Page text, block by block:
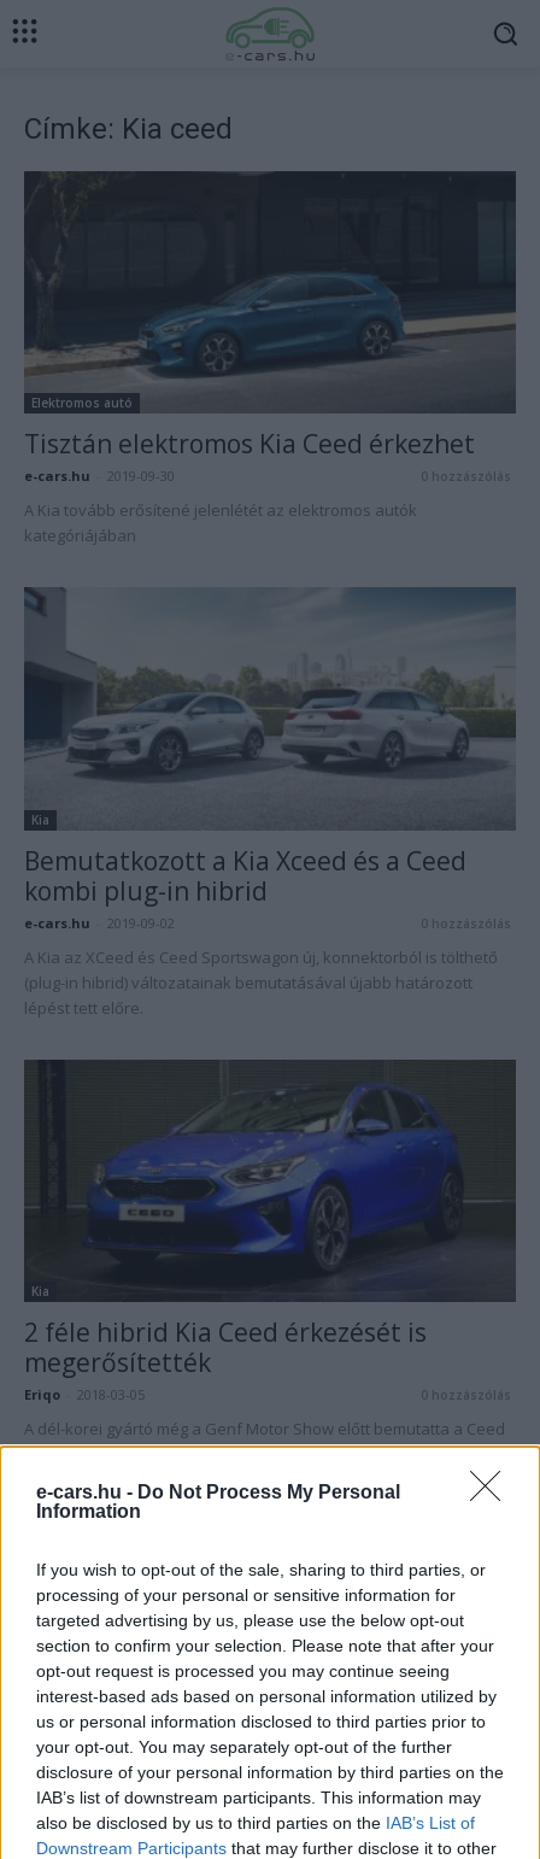
e-cars.hu - Do Not Process My Personal
Information
If you wish to opt-out of the sale, sharing to third parties, or
processing of your personal or sensitive information for
targeted advertising by us, please use the below opt-out
section to confirm your selection. Please note that after your
opt-out request is processed you may continue seeing
interest-based ads based on personal information utilized by
us or personal information disclosed to third parties prior to
your opt-out. You may separately opt-out of the further
disclosure of your personal information by third parties on the
IAB’s list of downstream participants. This information may
also be disclosed by us to third parties on the IAB’s List of
Downstream Participants that may further disclose it to other
Címke: Kia ceed
Elektromos autó
Tisztán elektromos Kia Ceed érkezhet
e-cars.hu 2019-09-30 0 hozzászólás
A Kia tovább erősítené jelenlétét az elektromos autók
kategóriájában
Kia
Bemutatkozott a Kia Xceed és a Ceed
kombi plug-in hibrid
e-cars.hu 2019-09-02 0 hozzászólás
A Kia az XCeed és Ceed Sportswagon új, konnektorból is tölthető
(plug-in hibrid) változatainak bemutatásával újabb határozott
lépést tett előre.
Kia
2 féle hibrid Kia Ceed érkezését is
megerősítették
Eriqo 2018-03-05 0 hozzászólás
A dél-korei gyártó még a Genf Motor Show előtt bemutatta a Ceed
3. generációját.
Kína szigorú határt szabott: legfeljebb 5%
lehet a hiba az elektromos...
2026-08-05
9 perc töltés, 450 kilométer hatótáv – ezzel
indulhat harcba a...
2026-08-05
21 ezer előrendelés 20 óra alatt: a kínaiak
megrohanták az MG...